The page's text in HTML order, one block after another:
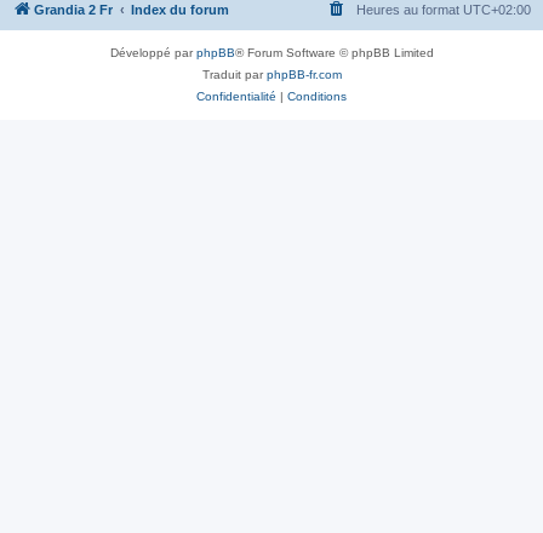
Grandia 2 Fr Index du forum Heures au format UTC+02:00
Développé parphpBB® Forum Software © phpBB Limited
Traduit parphpBB-fr.com
Confidentialité | Conditions